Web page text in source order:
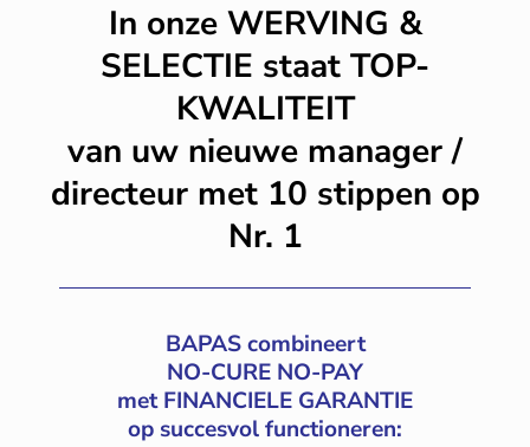
In onze WERVING &
SELECTIE staat TOP-
KWALITEIT
van uw nieuwe manager /
directeur met 10 stippen op
Nr. 1
BAPAS combineert
NO-CURE NO-PAY
met FINANCIELE GARANTIE
op succesvol functioneren: